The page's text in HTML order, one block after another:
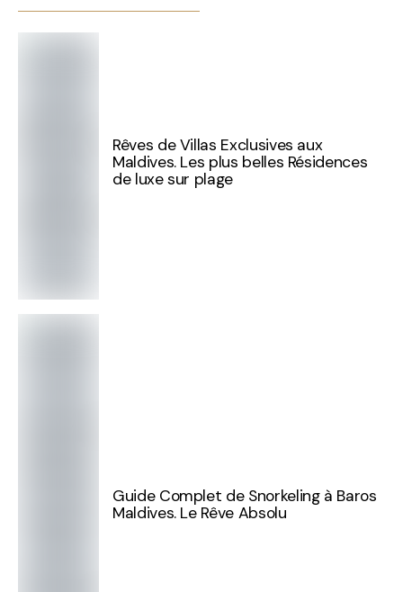
Rêves de Villas Exclusives aux
Maldives. Les plus belles Résidences
de luxe sur plage
Guide Complet de Snorkeling à Baros
Maldives. Le Rêve Absolu